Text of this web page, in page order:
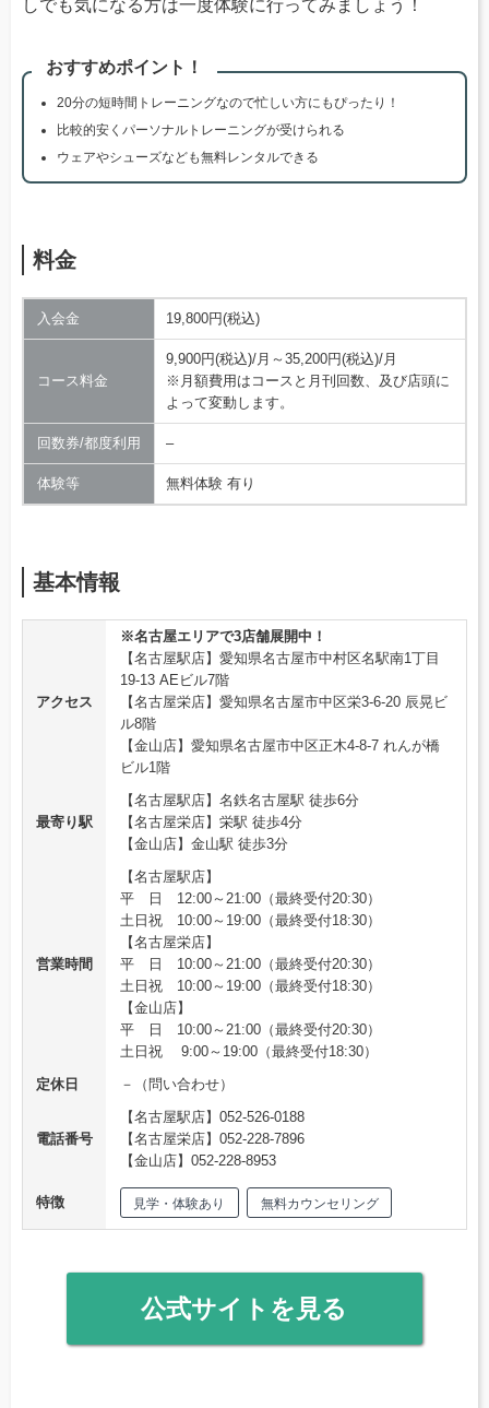
しでも気になる方は一度体験に行ってみましょう！
おすすめポイント！
20分の短時間トレーニングなので忙しい方にもぴったり！
比較的安くパーソナルトレーニングが受けられる
ウェアやシューズなども無料レンタルできる
料金
入会金 19,800円(税込)
コース料金
9,900円(税込)/月～35,200円(税込)/月
※月額費用はコースと月刊回数、及び店頭に
よって変動します。
回数券/都度利用 –
体験等 無料体験 有り
基本情報
アクセス
※名古屋エリアで3店舗展開中！
【名古屋駅店】愛知県名古屋市中村区名駅南1丁目
19‐13 AEビル7階
【名古屋栄店】愛知県名古屋市中区栄3-6-20 辰晃ビ
ル8階
【金山店】愛知県名古屋市中区正木4-8-7 れんが橋
ビル1階
最寄り駅
【名古屋駅店】名鉄名古屋駅 徒歩6分
【名古屋栄店】栄駅 徒歩4分
【金山店】金山駅 徒歩3分
営業時間
【名古屋駅店】
平 日 12:00～21:00（最終受付20:30）
土日祝 10:00～19:00（最終受付18:30）
【名古屋栄店】
平 日 10:00～21:00（最終受付20:30）
土日祝 10:00～19:00（最終受付18:30）
【金山店】
平 日 10:00～21:00（最終受付20:30）
土日祝 9:00～19:00（最終受付18:30）
定休日
－（問い合わせ）
電話番号
【名古屋駅店】052-526-0188
【名古屋栄店】052-228-7896
【金山店】052-228-8953
特徴 見学・体験あり 無料カウンセリング
公式サイトを見る